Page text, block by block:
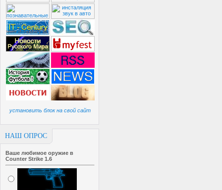
установить блок на свой сайт
НАШ ОПРОС
Ваше любимое оружие в
Counter Strike 1.6